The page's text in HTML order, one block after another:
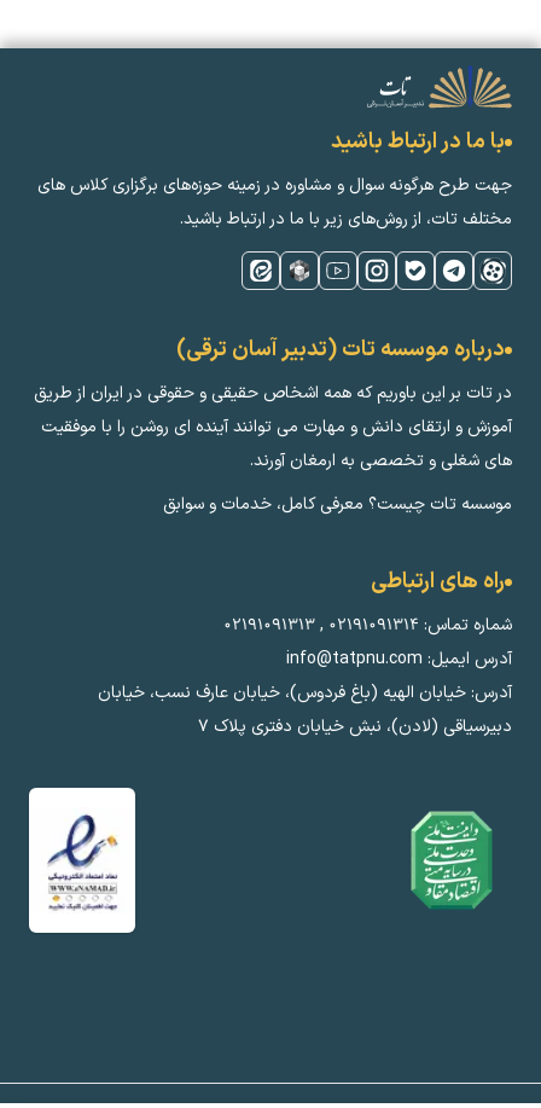
با ما در ارتباط باشید
جهت طرح هرگونه سوال و مشاوره در زمینه‌ حوزه‌های برگزاری کلاس ‌های
مختلف تات، از روش‌های زیر با ما در ارتباط باشید.
درباره موسسه تات (تدبیر آسان ترقی)
در تات بر این باوریم که همه اشخاص حقیقی و حقوقی در ایران از طریق
آموزش و ارتقای دانش و مهارت می توانند آینده ای روشن را با موفقیت
های شغلی و تخصصی به ارمغان آورند.
موسسه تات چیست؟ معرفی کامل، خدمات و سوابق
راه های ارتباطی
شماره تماس: ۰۲۱۹۱۰۹۱۳۱۴ ,۰۲۱۹۱۰۹۱۳۱۳
آدرس ایمیل: info@tatpnu.com
آدرس: خیابان الهيه (باغ فردوس)، خیابان عارف نسب، خیابان
دبیرسیاقی (لادن)، نبش خیابان دفتری پلاک ٧